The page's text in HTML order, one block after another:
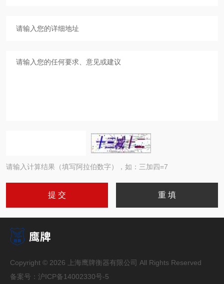
请输入计算结果（填写阿拉伯数字），如：三加四=7
Copyright © 2026 上海鹰牌衡器有限公司 All Rights Reserved
备案号： 沪ICP备14002330号-5